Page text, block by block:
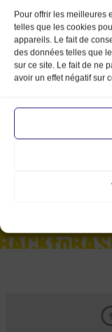
Pour offrir les meilleures
telles que les cookies
appareils. Le fait de
des données telles que
sur ce site. Le fait de ne
avoir un effet négatif sur